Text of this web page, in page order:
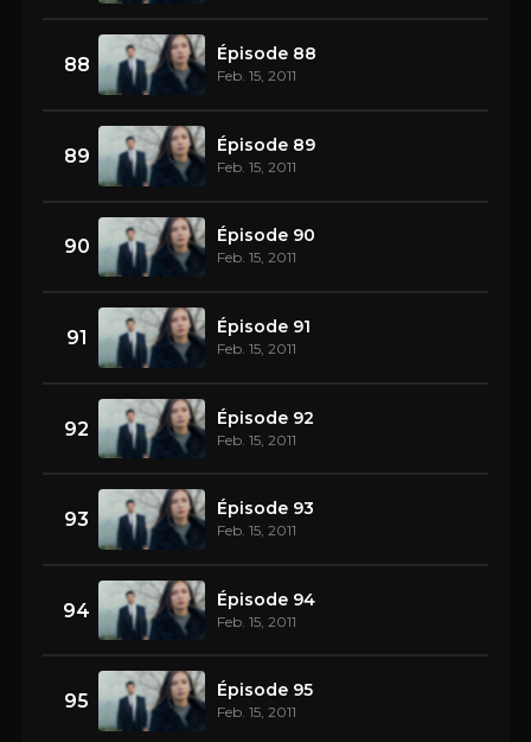
88 Épisode 88
Feb. 15, 2011
89 Épisode 89
Feb. 15, 2011
90 Épisode 90
Feb. 15, 2011
91 Épisode 91
Feb. 15, 2011
92 Épisode 92
Feb. 15, 2011
93 Épisode 93
Feb. 15, 2011
94 Épisode 94
Feb. 15, 2011
95 Épisode 95
Feb. 15, 2011